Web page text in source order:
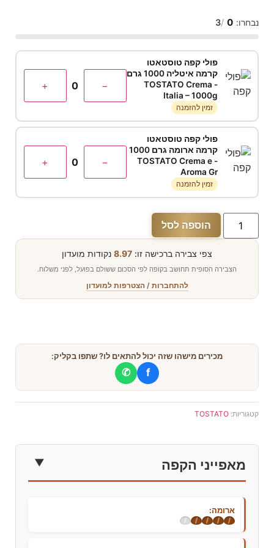
נבחרו: 0
/
3
פולי קפה טוסטאטו
קרמה איטליה 1000 גרם
- TOSTATO Crema
Italia – 1000g
זמין להזמנה
−
0
+
פולי קפה טוסטאטו
קרמה ארומה גרם 1000
- TOSTATO Crema e
Aroma Gr
זמין להזמנה
−
0
+
הוספה לסל
צפי צבירה ברכישה זו: 8.97 נקודות מועדון
הצבירה הסופית תחושב בקופה לפי הסכום ששולם בפועל, לפני משלוח.
להתחברות / הצטרפות למועדון
מכירים מישהו שזה יכול להתאים לו? שתפו בקליק:
f
✆
קטגוריות: TOSTATO
מאפייני הקפה
ארומה: